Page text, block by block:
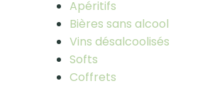
Apéritifs
Bières sans alcool
Vins désalcoolisés
Softs
Coffrets